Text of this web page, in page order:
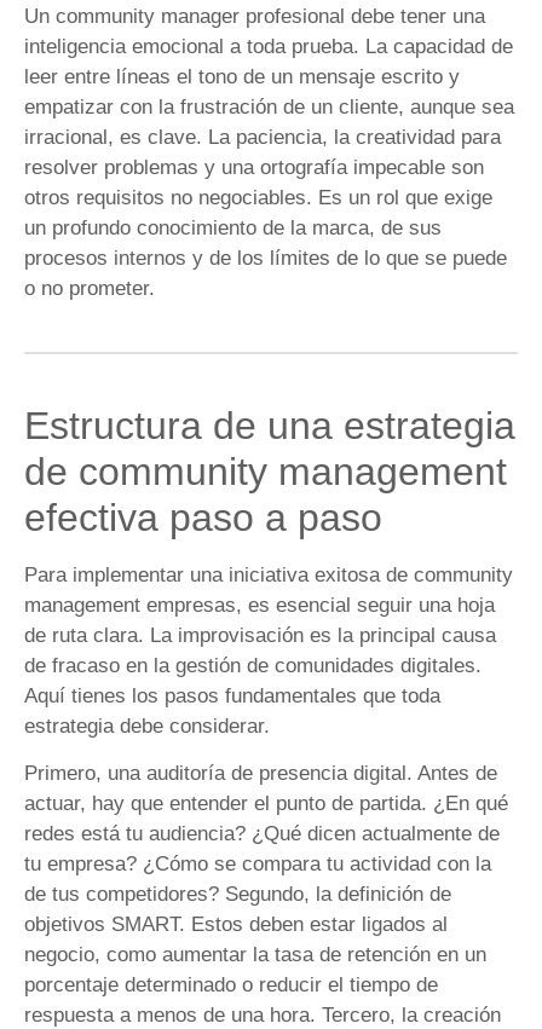
Un community manager profesional debe tener una
inteligencia emocional a toda prueba. La capacidad de
leer entre líneas el tono de un mensaje escrito y
empatizar con la frustración de un cliente, aunque sea
irracional, es clave. La paciencia, la creatividad para
resolver problemas y una ortografía impecable son
otros requisitos no negociables. Es un rol que exige
un profundo conocimiento de la marca, de sus
procesos internos y de los límites de lo que se puede
o no prometer.
Estructura de una estrategia
de community management
efectiva paso a paso
Para implementar una iniciativa exitosa de community
management empresas, es esencial seguir una hoja
de ruta clara. La improvisación es la principal causa
de fracaso en la gestión de comunidades digitales.
Aquí tienes los pasos fundamentales que toda
estrategia debe considerar.
Primero, una auditoría de presencia digital. Antes de
actuar, hay que entender el punto de partida. ¿En qué
redes está tu audiencia? ¿Qué dicen actualmente de
tu empresa? ¿Cómo se compara tu actividad con la
de tus competidores? Segundo, la definición de
objetivos SMART. Estos deben estar ligados al
negocio, como aumentar la tasa de retención en un
porcentaje determinado o reducir el tiempo de
respuesta a menos de una hora. Tercero, la creación